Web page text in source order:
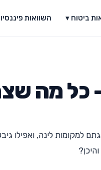
ביטוח ▾ השוואות
- כל מה
לינה, ואפילו